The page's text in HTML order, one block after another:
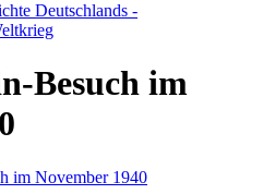
Deutschlands -
Besuch im